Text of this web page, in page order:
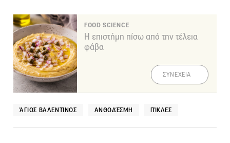
FOOD SCIENCE
Η επιστήμη πίσω από την τέλεια
φάβα
ΣΥΝΕΧΕΙΑ
ΆΓΙΟΣ ΒΑΛΕΝΤΊΝΟΣ ΑΝΘΟΔΈΣΜΗ ΠΊΚΛΕΣ